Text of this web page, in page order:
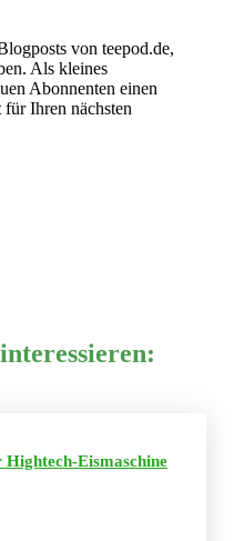
von teepod.de,
Als kleines
Abonnenten einen
für Ihren nächsten
Hightech-Eismaschine